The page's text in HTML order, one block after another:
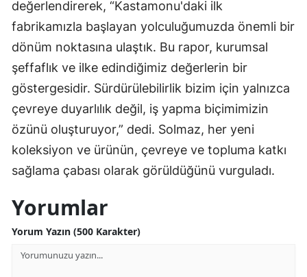
değerlendirerek, “Kastamonu'daki ilk
fabrikamızla başlayan yolculuğumuzda önemli bir
dönüm noktasına ulaştık. Bu rapor, kurumsal
şeffaflık ve ilke edindiğimiz değerlerin bir
göstergesidir. Sürdürülebilirlik bizim için yalnızca
çevreye duyarlılık değil, iş yapma biçimimizin
özünü oluşturuyor,” dedi. Solmaz, her yeni
koleksiyon ve ürünün, çevreye ve topluma katkı
sağlama çabası olarak görüldüğünü vurguladı.
Yorumlar
Yorum Yazın (500 Karakter)